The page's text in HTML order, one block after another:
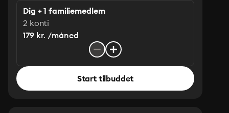
Dig + 1 familiemedlem
2 konti
179 kr. /måned
Start tilbuddet